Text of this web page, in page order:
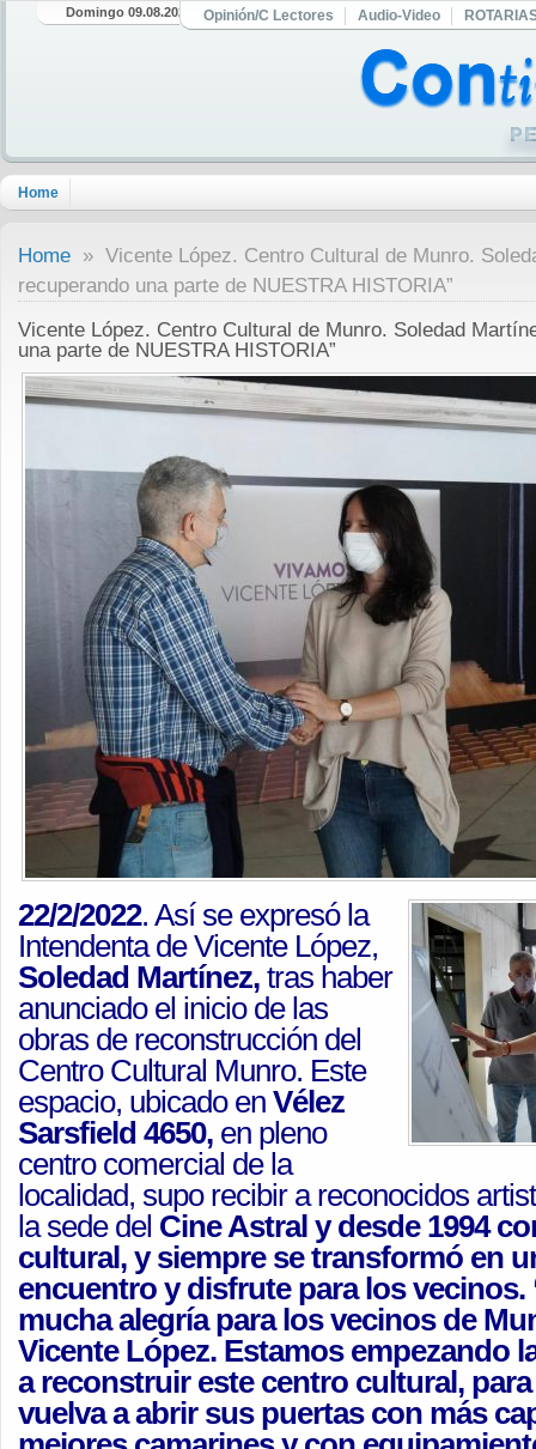
Domingo 09.08.2026 Opinión/C Lectores Audio-Video
Home
Home » Vicente López. Centro Cultural de Munro.
recuperando una parte de NUESTRA HISTORIA”
Vicente López. Centro Cultural de Munro. Soledad
una parte de NUESTRA HISTORIA”
22/2/2022. Así se expresó la
Intendenta de Vicente López,
Soledad Martínez, tras haber
anunciado el inicio de las
obras de reconstrucción del
Centro Cultural Munro. Este
espacio, ubicado en Vélez
Sarsfield 4650, en pleno
centro comercial de la
localidad, supo recibir a reconocidos
la sede del Cine Astral y desde 1994
cultural, y siempre se transformó en
encuentro y disfrute para los vecinos.
mucha alegría para los vecinos de
Vicente López. Estamos empezando
a reconstruir este centro cultural,
vuelva a abrir sus puertas con más